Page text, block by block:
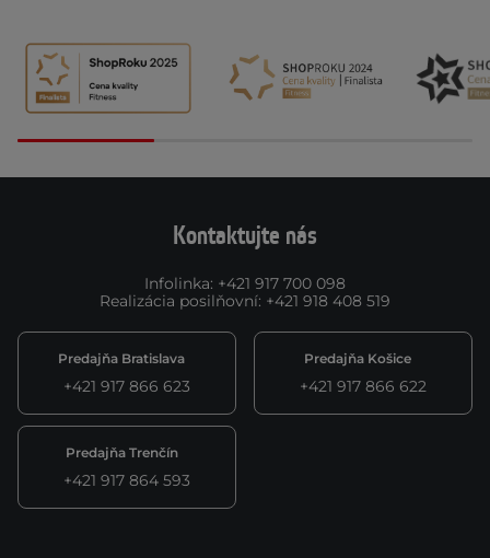
Kontaktujte nás
Infolinka: +421 917 700 098
Realizácia posilňovní: +421 918 408 519
Predajňa Bratislava
+421 917 866 623
Predajňa Košice
+421 917 866 622
Predajňa Trenčín
+421 917 864 593